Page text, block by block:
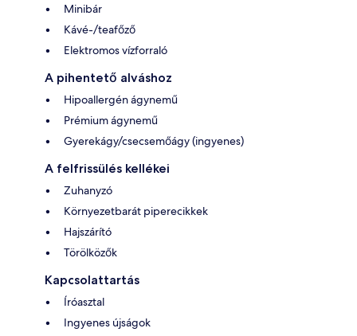
Minibár
Kávé-/teafőző
Elektromos vízforraló
A pihentető alváshoz
Hipoallergén ágynemű
Prémium ágynemű
Gyerekágy/csecsemőágy (ingyenes)
A felfrissülés kellékei
Zuhanyzó
Környezetbarát piperecikkek
Hajszárító
Törölközők
Kapcsolattartás
Íróasztal
Ingyenes újságok